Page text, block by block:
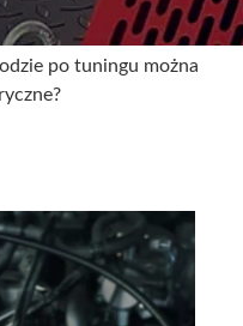
po tuningu można